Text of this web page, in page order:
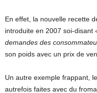
En effet, la nouvelle recette
introduite en 2007 soi-disant
demandes des
son poids avec un prix de
Un autre exemple frappant,
autrefois faites avec du